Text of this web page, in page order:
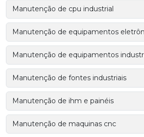
Manutenção de cpu industrial
Manutenção de equipamentos
Manutenção de equipamentos
Manutenção de fontes industriais
Manutenção de ihm e painéis
Manutenção de maquinas cnc